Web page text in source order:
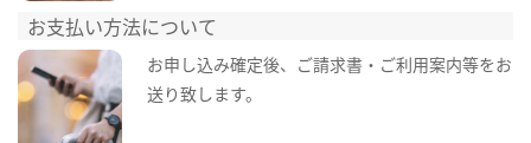
お支払い方法について
お申し込み確定後、ご請求書・ご利用案内等をお
送り致します。